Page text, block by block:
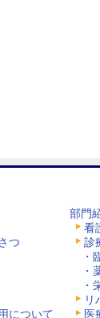
つ
について
部門
看
診
・
・
・
リ
医